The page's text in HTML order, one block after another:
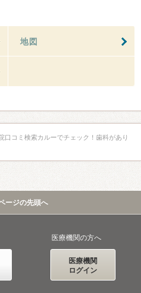
地図
口コミ検索カルーでチェック！歯科があり
ージの先頭へ
医療機関の方へ
医療機関
ログイン